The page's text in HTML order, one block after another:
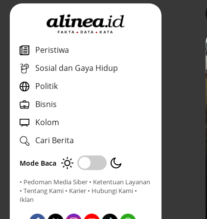
Peristiwa
Sosial dan Gaya Hidup
Politik
Bisnis
Kolom
Cari Berita
Mode Baca
• Pedoman Media Siber • Ketentuan Layanan
• Tentang Kami • Karier • Hubungi Kami •
Iklan